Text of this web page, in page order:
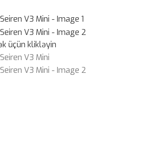
üçün klikləyin